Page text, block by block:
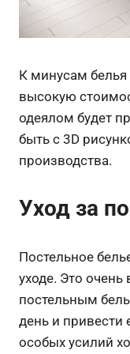
К минусам
высокую
одеялом будет
быть с 3D
производства.
Уход за
Постельное
уходе. Это
постельным
день и привести
особых усилий